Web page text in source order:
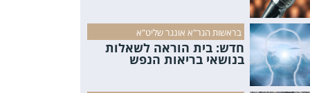
בראשות הגר"א אונגר שליט"א
חדש: בית הוראה לשאלות
בנושאי בריאות הנפש